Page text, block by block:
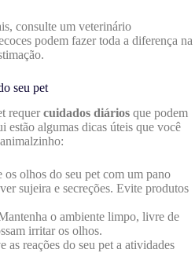
consulte um veterinário
podem fazer toda a diferença na
seu pet
requercuidados diários que podem
algumas dicas úteis que você
os olhos do seu pet com um pano
sujeira e secreções. Evite produtos
o ambiente limpo, livre de
irritar os olhos.
as reações do seu pet a atividades